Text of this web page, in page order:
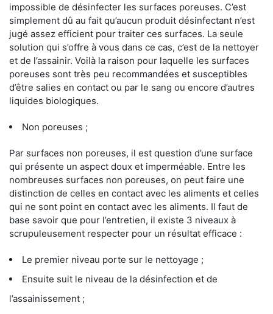
impossible de désinfecter les surfaces poreuses. C’est
simplement dû au fait qu’aucun produit désinfectant n’est
jugé assez efficient pour traiter ces surfaces. La seule
solution qui s’offre à vous dans ce cas, c’est de la nettoyer
et de l’assainir. Voilà la raison pour laquelle les surfaces
poreuses sont très peu recommandées et susceptibles
d’être salies en contact ou par le sang ou encore d’autres
liquides biologiques.
Non poreuses ;
Par surfaces non poreuses, il est question d’une surface
qui présente un aspect doux et imperméable. Entre les
nombreuses surfaces non poreuses, on peut faire une
distinction de celles en contact avec les aliments et celles
qui ne sont point en contact avec les aliments. Il faut de
base savoir que pour l’entretien, il existe 3 niveaux à
scrupuleusement respecter pour un résultat efficace :
Le premier niveau porte sur le nettoyage ;
Ensuite suit le niveau de la désinfection et de
l’assainissement ;